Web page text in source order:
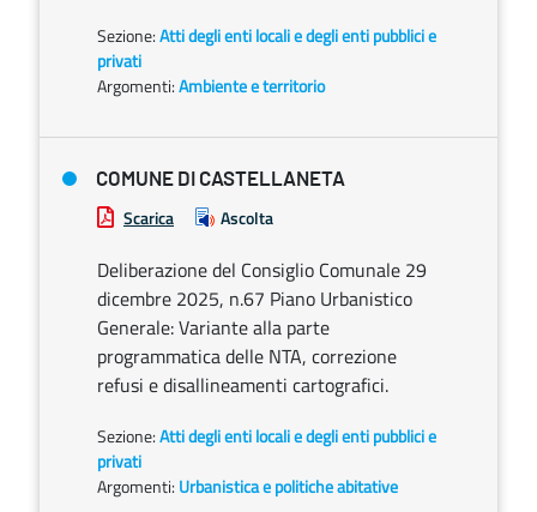
Sezione:Atti degli enti locali e degli enti pubblici e
privati
Argomenti:Ambiente e territorio
COMUNE DI CASTELLANETA
Scarica Ascolta
Deliberazione del Consiglio Comunale 29
dicembre 2025, n.67 Piano Urbanistico
Generale: Variante alla parte
programmatica delle NTA, correzione
refusi e disallineamenti cartografici.
Sezione:Atti degli enti locali e degli enti pubblici e
privati
Argomenti: Urbanistica e politiche abitative